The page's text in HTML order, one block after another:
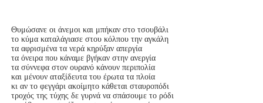
Θυμώσανε οι άνεμοι και μπήκαν στο τσουβάλι
το κύμα καταλάγιασε στου κόλπου την αγκάλη
τα αφρισμένα τα νερά κηρύξαν απεργία
τα όνειρα που κάναμε βγήκαν στην ανεργία
τα σύννεφα στον ουρανό κάνουν περιπολία
και μένουν αταξίδευτα του έρωτα τα πλοία
κι αν το φεγγάρι ακοίμητο κάθεται σταυροπόδι
τροχός της τύχης δε γυρνά να σπάσουμε το ρόδι